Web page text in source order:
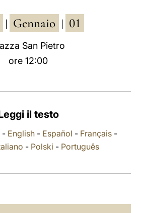
POLSKI
Gennaio 01
San Pietro
ore 12:00
il testo
- English- Español - Français-
- Polski - Português